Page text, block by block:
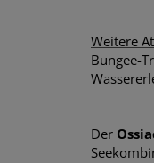
Weitere
Bungee-
Der